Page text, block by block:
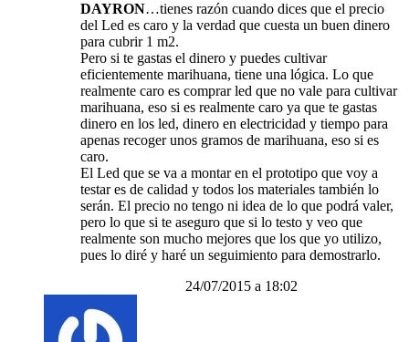
DAYRON…tienes razón cuando dices que el precio
del Led es caro y la verdad que cuesta un buen dinero
para cubrir 1 m2.
Pero si te gastas el dinero y puedes cultivar
eficientemente marihuana, tiene una lógica. Lo que
realmente caro es comprar led que no vale para cultivar
marihuana, eso si es realmente caro ya que te gastas
dinero en los led, dinero en electricidad y tiempo para
apenas recoger unos gramos de marihuana, eso si es
caro.
El Led que se va a montar en el prototipo que voy a
testar es de calidad y todos los materiales también lo
serán. El precio no tengo ni idea de lo que podrá valer,
pero lo que si te aseguro que si lo testo y veo que
realmente son mucho mejores que los que yo utilizo,
pues lo diré y haré un seguimiento para demostrarlo.
24/07/2015 a 18:02